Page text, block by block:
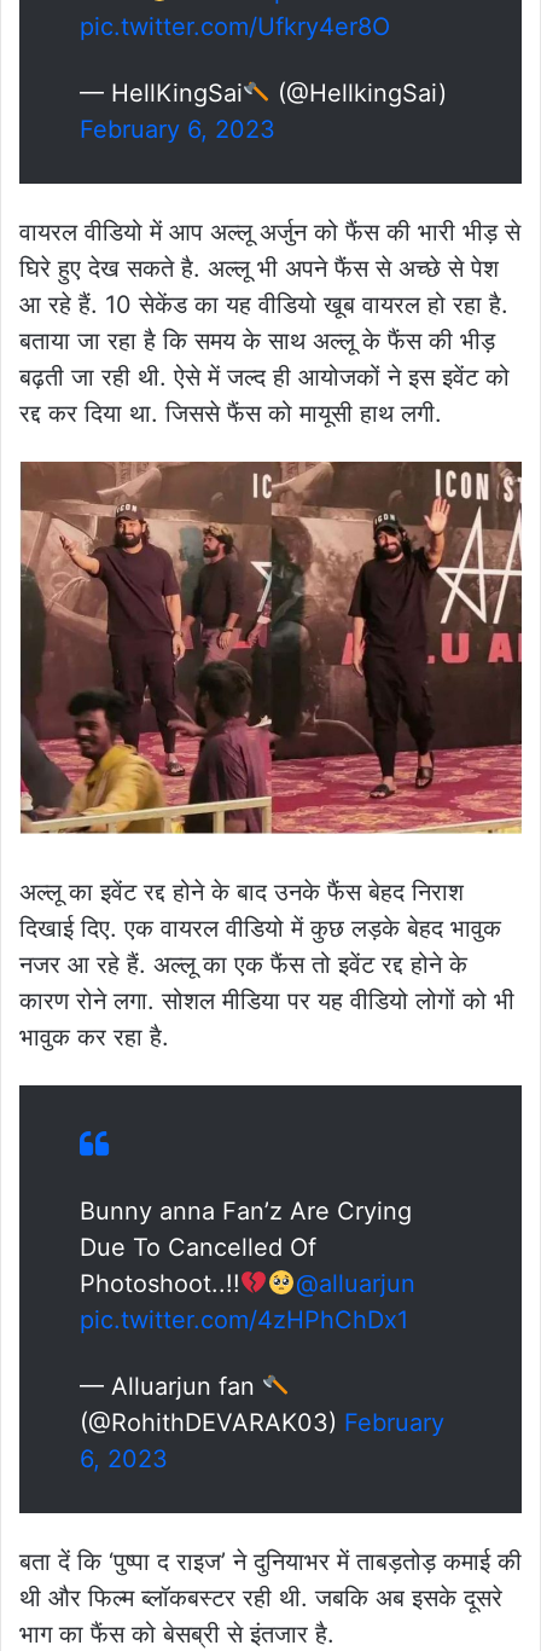
pic.twitter.com/Ufkry4er8O
— HellKingSai
(@HellkingSai)
February 6, 2023
वायरल वीडियो में आप अल्लू अर्जुन को फैंस की भारी भीड़ से
घिरे हुए देख सकते है. अल्लू भी अपने फैंस से अच्छे से पेश
आ रहे हैं. 10 सेकेंड का यह वीडियो खूब वायरल हो रहा है.
बताया जा रहा है कि समय के साथ अल्लू के फैंस की भीड़
बढ़ती जा रही थी. ऐसे में जल्द ही आयोजकों ने इस इवेंट को
रद्द कर दिया था. जिससे फैंस को मायूसी हाथ लगी.
अल्लू का इवेंट रद्द होने के बाद उनके फैंस बेहद निराश
दिखाई दिए. एक वायरल वीडियो में कुछ लड़के बेहद भावुक
नजर आ रहे हैं. अल्लू का एक फैंस तो इवेंट रद्द होने के
कारण रोने लगा. सोशल मीडिया पर यह वीडियो लोगों को भी
भावुक कर रहा है.
Bunny anna Fan’z Are Crying
Due To Cancelled Of
Photoshoot..!!
@alluarjun
pic.twitter.com/4zHPhChDx1
— Alluarjun fan
(@RohithDEVARAK03) February
6, 2023
बता दें कि ‘पुष्पा द राइज’ ने दुनियाभर में ताबड़तोड़ कमाई की
थी और फिल्म ब्लॉकबस्टर रही थी. जबकि अब इसके दूसरे
भाग का फैंस को बेसब्री से इंतजार है.